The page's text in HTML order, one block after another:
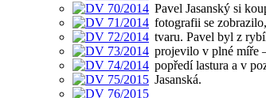
Pavel Jasanský si
fotografii se
tvaru. Pavel byl z
projevilo v plné
popředí lastura a v
Jasanská.